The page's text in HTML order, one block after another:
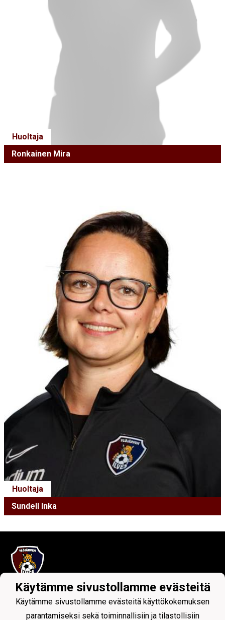
Huoltaja
Ronkainen Mira
Huoltaja
Sundell Inka
Tietosuojaseloste
Käytämme sivustollamme evästeitä
Käytämme sivustollamme evästeitä käyttökokemuksen
parantamiseksi sekä toiminnallisiin ja tilastollisiin